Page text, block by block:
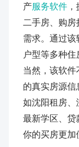
产服务软件
二手房、购
需求。通过该
户型等多种住
当然，该软
的真实房源信
如沈阳租房、
最新学区、贷
你的买房更加